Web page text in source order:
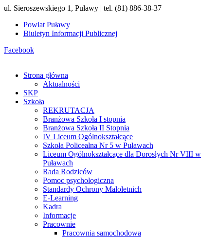
ul. Sieroszewskiego 1, Puławy | tel. (81) 886-38-37
Powiat Puławy
Biuletyn Informacji Publicznej
Facebook
Strona główna
Aktualności
SKP
Szkoła
REKRUTACJA
Branżowa Szkoła I stopnia
Branżowa Szkoła II Stopnia
IV Liceum Ogólnokształcące
Szkoła Policealna Nr 5 w Puławach
Liceum Ogólnokształcące dla Dorosłych Nr VIII w
Puławach
Rada Rodziców
Pomoc psychologiczna
Standardy Ochrony Małoletnich
E-Learning
Kadra
Informacje
Pracownie
Pracownia samochodowa